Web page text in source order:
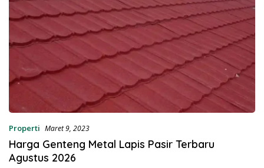
Properti Maret 9, 2023
Harga Genteng Metal Lapis Pasir Terbaru
Agustus 2026